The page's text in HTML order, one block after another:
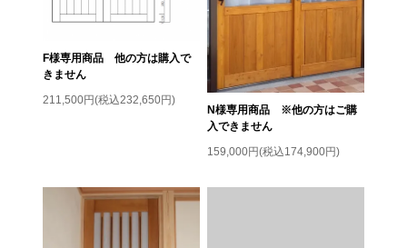
F様専用商品 他の方は購入で
きません
211,500円(税込232,650円)
N様専用商品 ※他の方はご購
入できません
159,000円(税込174,900円)